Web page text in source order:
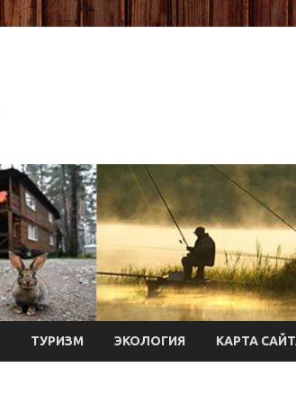
ТУРИЗМ ЭКОЛОГИЯ КАРТА